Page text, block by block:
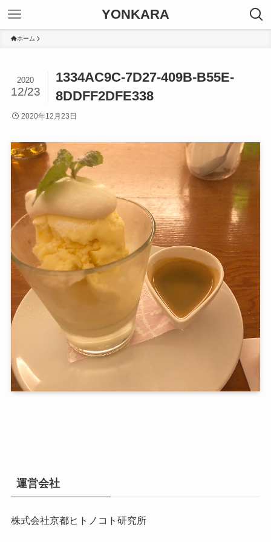
YONKARA
ホーム
1334AC9C-7D27-409B-B55E-
8DDFF2DFE338
2020
12/23
2020年12月23日
運営会社
株式会社京都ヒトノコト研究所